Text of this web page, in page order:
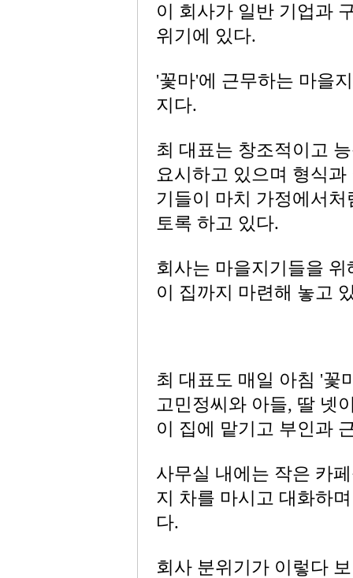
이 회사가 일반 기업과
위기에 있다.
'꽃마'에 근무하는 마을
지다.
최 대표는 창조적이고
요시하고 있으며 형식
기들이 마치 가정에서
토록 하고 있다.
회사는 마을지기들을
이 집까지 마련해 놓고
최 대표도 매일 아침 '꽃
고민정씨와 아들, 딸 넷
이 집에 맡기고 부인과
사무실 내에는 작은 카
지 차를 마시고 대화하
다.
회사 분위기가 이렇다